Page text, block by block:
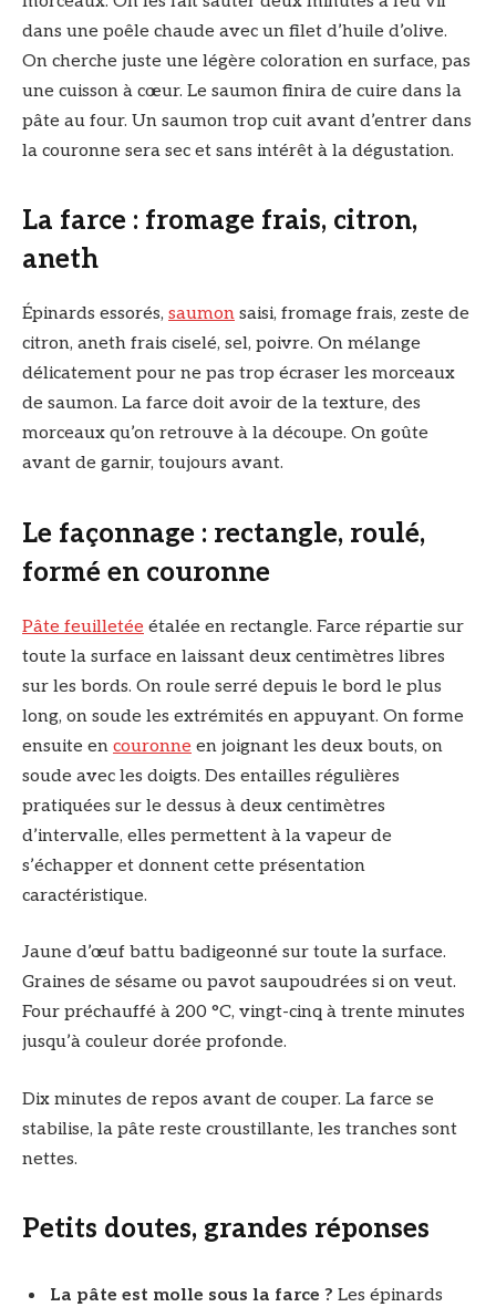
dans une poêle chaude avec un filet d’huile d’olive.
On cherche juste une légère coloration en surface, pas
une cuisson à cœur. Le saumon finira de cuire dans la
pâte au four. Un saumon trop cuit avant d’entrer dans
la couronne sera sec et sans intérêt à la dégustation.
La farce : fromage frais, citron,
aneth
Épinards essorés, saumon saisi, fromage frais, zeste de
citron, aneth frais ciselé, sel, poivre. On mélange
délicatement pour ne pas trop écraser les morceaux
de saumon. La farce doit avoir de la texture, des
morceaux qu’on retrouve à la découpe. On goûte
avant de garnir, toujours avant.
Le façonnage : rectangle, roulé,
formé en couronne
Pâte feuilletée étalée en rectangle. Farce répartie sur
toute la surface en laissant deux centimètres libres
sur les bords. On roule serré depuis le bord le plus
long, on soude les extrémités en appuyant. On forme
ensuite en couronne en joignant les deux bouts, on
soude avec les doigts. Des entailles régulières
pratiquées sur le dessus à deux centimètres
d’intervalle, elles permettent à la vapeur de
s’échapper et donnent cette présentation
caractéristique.
Jaune d’œuf battu badigeonné sur toute la surface.
Graines de sésame ou pavot saupoudrées si on veut.
Four préchauffé à 200 °C, vingt-cinq à trente minutes
jusqu’à couleur dorée profonde.
Dix minutes de repos avant de couper. La farce se
stabilise, la pâte reste croustillante, les tranches sont
nettes.
Petits doutes, grandes réponses
La pâte est molle sous la farce ? Les épinards